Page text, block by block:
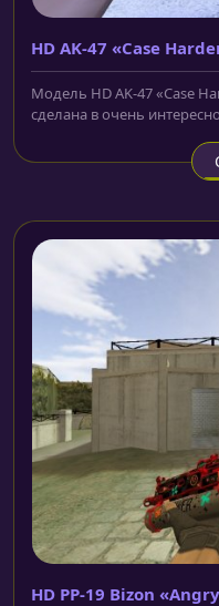
HD AK-47 «Case
Модель HD AK-47 «Case
сделана в очень
HD PP-19 Bizon